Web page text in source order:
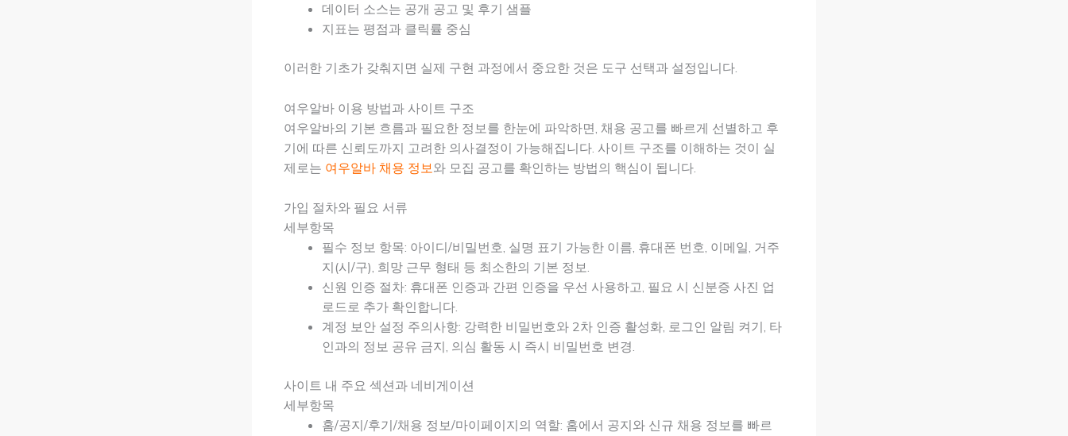
데이터 소스는 공개 공고 및 후기 샘플
지표는 평점과 클릭률 중심
이러한 기초가 갖춰지면 실제 구현 과정에서 중요한 것은 도구 선택과 설정입니다.
여우알바 이용 방법과 사이트 구조
여우알바의 기본 흐름과 필요한 정보를 한눈에 파악하면, 채용 공고를 빠르게 선별하고 후
기에 따른 신뢰도까지 고려한 의사결정이 가능해집니다. 사이트 구조를 이해하는 것이 실
제로는 여우알바 채용 정보 와 모집 공고를 확인하는 방법의 핵심이 됩니다.
가입 절차와 필요 서류
세부항목
필수 정보 항목: 아이디/비밀번호, 실명 표기 가능한 이름, 휴대폰 번호, 이메일, 거주
지(시/구), 희망 근무 형태 등 최소한의 기본 정보.
신원 인증 절차: 휴대폰 인증과 간편 인증을 우선 사용하고, 필요 시 신분증 사진 업
로드로 추가 확인합니다.
계정 보안 설정 주의사항: 강력한 비밀번호와 2차 인증 활성화, 로그인 알림 켜기, 타
인과의 정보 공유 금지, 의심 활동 시 즉시 비밀번호 변경.
사이트 내 주요 섹션과 네비게이션
세부항목
홈/공지/후기/채용 정보/마이페이지의 역할: 홈에서 공지와 신규 채용 정보를 빠르